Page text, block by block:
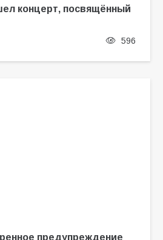
концерт, посвящённый
596
предупреждение